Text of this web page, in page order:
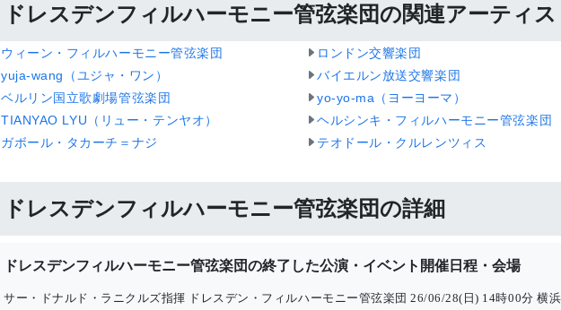
ドレスデンフィルハーモニー管弦楽団の関連アーティス
ウィーン・フィルハーモニー管弦楽団
ロンドン交響楽団
yuja-wang（ユジャ・ワン）
バイエルン放送交響楽団
ベルリン国立歌劇場管弦楽団
yo-yo-ma（ヨーヨーマ）
TIANYAO LYU（リュー・テンヤオ）
ヘルシンキ・フィルハーモニー管弦楽団
ガボール・タカーチ＝ナジ
テオドール・クルレンツィス
ドレスデンフィルハーモニー管弦楽団の詳細
ドレスデンフィルハーモニー管弦楽団の終了した公演・イベント開催日程・会場
サー・ドナルド・ラニクルズ指揮 ドレスデン・フィルハーモニー管弦楽団 26/06/28(日) 14時00分 横